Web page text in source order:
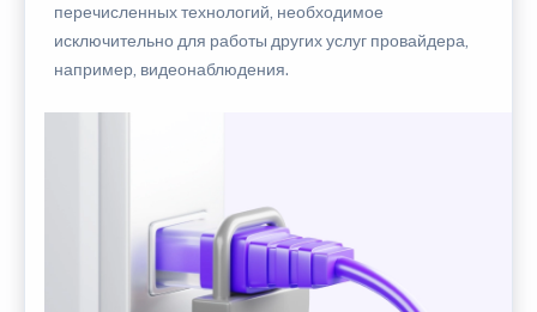
перечисленных технологий, необходимое
исключительно для работы других услуг провайдера,
например, видеонаблюдения.